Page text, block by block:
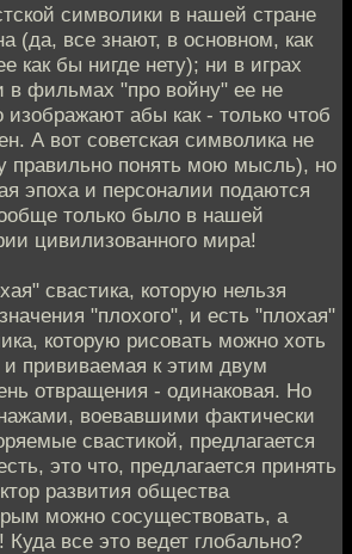
символики в нашей стране
(да, все знают, в основном, как
как бы нигде нету); ни в играх
в фильмах "про войну" ее не
абы как - только чтоб
А вот советская символика не
правильно понять мою мысль), но
эпоха и персоналии подаются
только было в нашей
цивилизованного мира!
свастика, которую нельзя
"плохого", и есть "плохая"
которую рисовать можно хоть
и прививаемая к этим двум
отвращения - одинаковая. Но
воевавшими фактически
свастикой, предлагается
это что, предлагается принять
развития общества
можно сосуществовать, а
Куда все это ведет глобально?